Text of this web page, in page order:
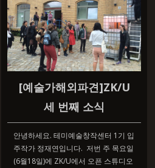
[예술가해외파견]ZK/U
세 번째 소식
안녕하세요. 테미예술창작센터 1기 입
주작가 정재연입니다. 저번 주 목요일
(6월18일)에 ZK/U에서 오픈 스튜디오